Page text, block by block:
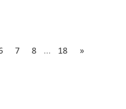
7 8 ... 18 »